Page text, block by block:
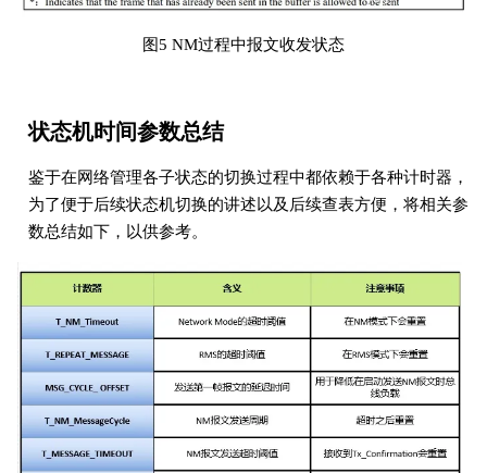
图5 NM过程中报文收发状态
状态机时间参数总结
鉴于在网络管理各子状态的切换过程中都依赖于各种计时器，
为了便于后续状态机切换的讲述以及后续查表方便，将相关参
数总结如下，以供参考。